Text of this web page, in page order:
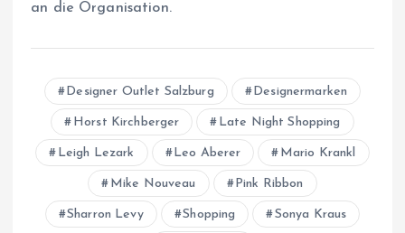
an die Organisation.
Designer Outlet Salzburg Designermarken
Horst Kirchberger Late Night Shopping
Leigh Lezark Leo Aberer Mario Krankl
Mike Nouveau Pink Ribbon
Sharron Levy Shopping Sonya Kraus